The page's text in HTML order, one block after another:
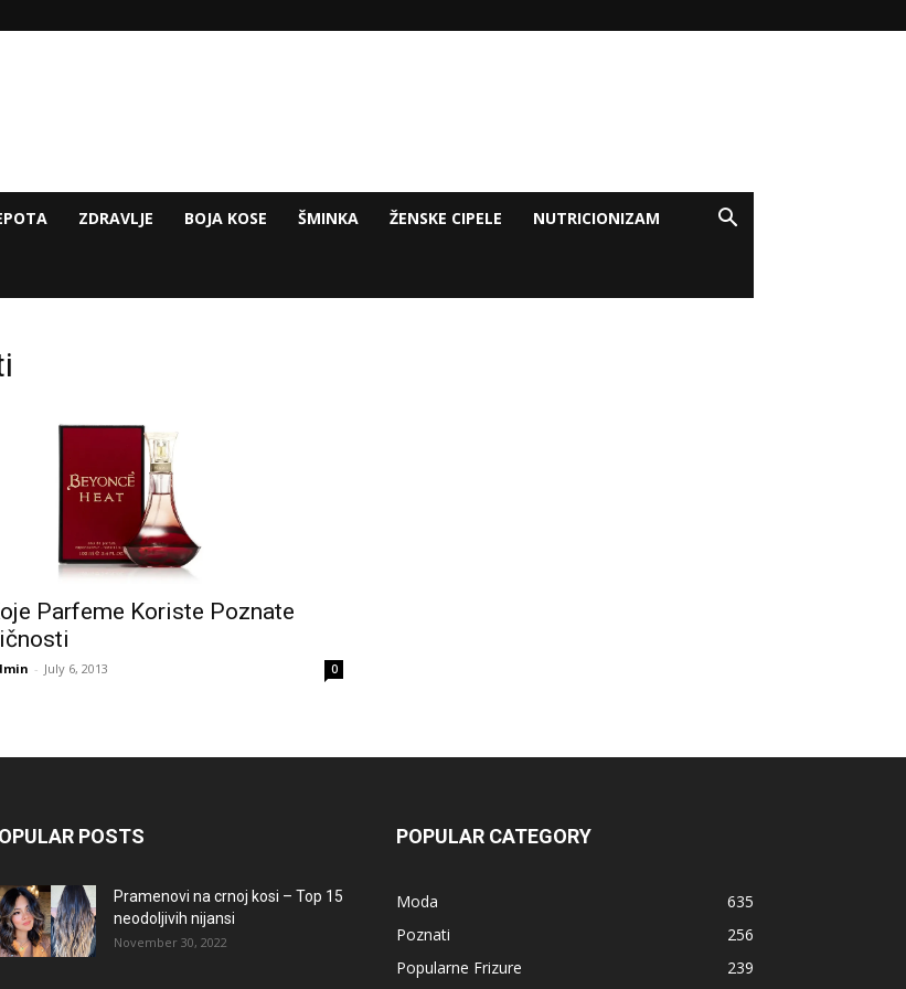
ZDRAVLJE BOJA KOSE ŠMINKA ŽENSKE CIPELE NUTRICIONIZAM
Parfeme Koriste Poznate
- July 6, 2013 0
POSTS
Pramenovi na crnoj kosi – Top 15
neodoljivih nijansi
November 30, 2022
POPULAR CATEGORY
Moda
635
Poznati
256
Popularne Frizure
239